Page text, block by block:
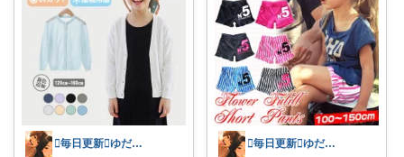
🫪毎日更新🫪ゆだむパパ(ママも) 🫪毎日更新🫪ゆだむパパ(ママも)